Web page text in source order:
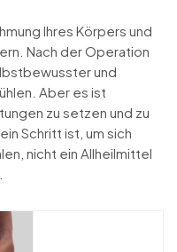
Ihres Körpers und
Nach der Operation
und
Aber es ist
zu setzen und zu
Schritt ist, um sich
nicht ein Allheilmittel